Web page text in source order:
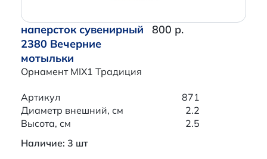
наперсток сувенирный
2380 Вечерние
мотыльки
Орнамент MIX1 Традиция
800 р.
Артикул
871
Диаметр внешний, см
2.2
Высота, см
2.5
Наличие: 3 шт